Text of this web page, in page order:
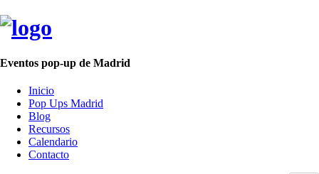
Eventos pop-up de Madrid
Inicio
Pop Ups Madrid
Blog
Recursos
Calendario
Contacto